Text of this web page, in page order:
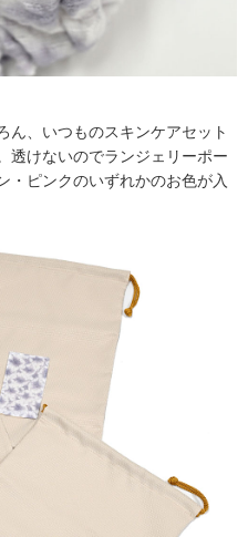
ん、いつものスキンケアセット
透けないのでランジェリーポー
・ピンクのいずれかのお色が入